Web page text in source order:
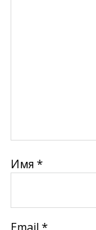
Имя *